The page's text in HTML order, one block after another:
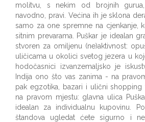
molitvu, s nekim od brojnih
navodno, pravi. Većina ih je sklona
samo za one spremne na cjenkanje,
sitnim prevarama. Puškar je idealan
stvoren za omiljenu (ne)aktivnost:
uličicama u okolici svetog jezera u
hodočasnici izvanzemaljsko je
Indija ono što vas zanima - na
pak egzotika, bazari i ulični shopping
na pravom mjestu: glavna ulica
idealan za individualnu kupovinu.
štandova ugledat ćete sigurno i